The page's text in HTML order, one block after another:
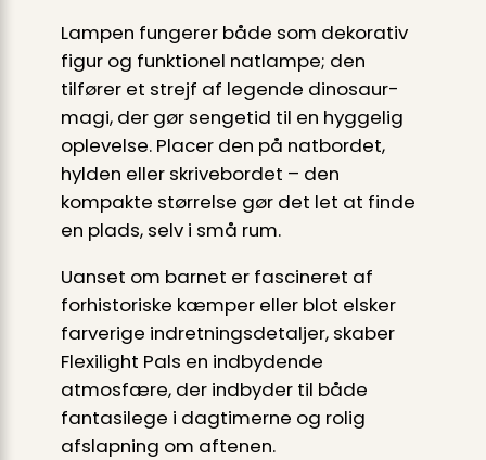
Lampen fungerer både som dekorativ
figur og funktionel natlampe; den
tilfører et strejf af legende dinosaur-
magi, der gør sengetid til en hyggelig
oplevelse. Placer den på natbordet,
hylden eller skrivebordet – den
kompakte størrelse gør det let at finde
en plads, selv i små rum.
Uanset om barnet er fascineret af
forhistoriske kæmper eller blot elsker
farverige indretningsdetaljer, skaber
Flexilight Pals en indbydende
atmosfære, der indbyder til både
fantasilege i dagtimerne og rolig
afslapning om aftenen.